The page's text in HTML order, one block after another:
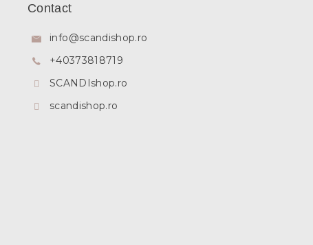
Contact
info@scandishop.ro
+40373818719
SCANDIshop.ro
scandishop.ro